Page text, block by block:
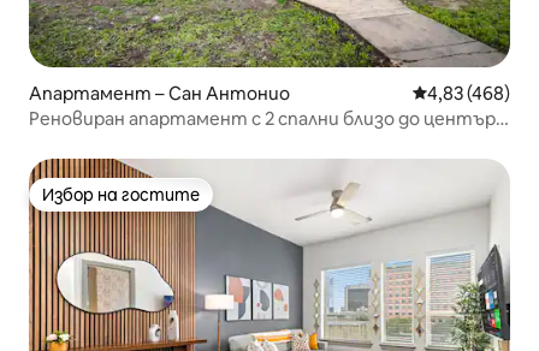
Апартамент – Сан Антонио Средна
4,83 (468)
Реновиран апартамент с 2 спални близо до центъра
Избор на гостите
Избор на гостите